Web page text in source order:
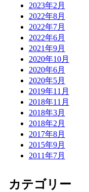
2023年2月
2022年8月
2022年7月
2022年6月
2021年9月
2020年10月
2020年6月
2020年5月
2019年11月
2018年11月
2018年3月
2018年2月
2017年8月
2015年9月
2011年7月
カテゴリー